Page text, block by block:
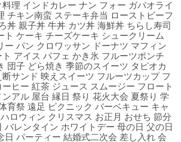
理 インドカレー ナン フォー ガパオライ
チキン南蛮 ステーキ弁当 ローストビーフ
丼 親子丼 牛丼 カツ丼 海鮮丼 ちらし寿司
ト ケーキ チーズケーキ シュークリーム
ー パン クロワッサン ドーナツ マフィン
アイス パフェ かき氷 フルーツポンチ
団子 どら焼き 季節のスイーツ タピオカ
サンド 映えスイーツ フルーツカップ フ
ヒー 紅茶 ジュース スムージー フロート
アル 屋台 縁日 祭り 花火大会 夏祭り 学
育祭 遠足 ピクニック バーベキュー キャ
ロウィン クリスマス お正月 おせち 節分
バレンタイン ホワイトデー 母の日 父の日
日 パーティー 結婚式二次会 差し入れ 会